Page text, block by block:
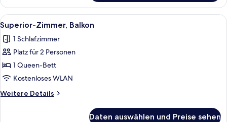
Zimmer,
Balkon
Alle
Fotos
für
Superior-
Zimmer,
Balkon
anzeigen
Ein Schlafzimmer mit Bett, Stuhl und
4
Superior-Zimmer, Balkon
1 Schlafzimmer
Platz für 2 Personen
1 Queen-Bett
Kostenloses WLAN
Weitere Details
Weitere
Daten auswählen und Preise sehen